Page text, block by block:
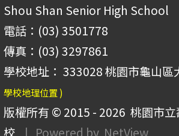
Shou Shan Senior High School
電話：(03) 3501778
傳真：(03) 3297861
學校地址： 333028 桃園市龜山區
學校地理位置 )
版權所有 © 2015 - 2026 桃園市